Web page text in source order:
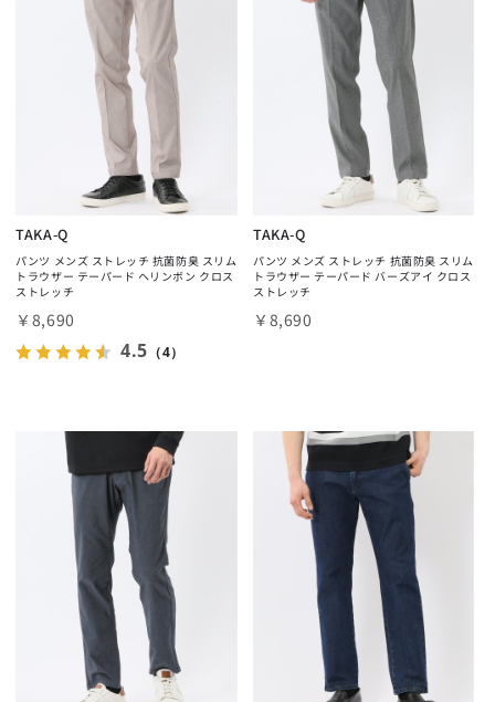
TAKA-Q
パンツ メンズ ストレッチ 抗菌防臭 スリム
トラウザー テーパード ヘリンボン クロス
ストレッチ
￥8,690
4.5 （4）
TAKA-Q
パンツ メンズ ストレッチ 抗菌防臭 スリム
トラウザー テーパード バーズアイ クロス
ストレッチ
￥8,690